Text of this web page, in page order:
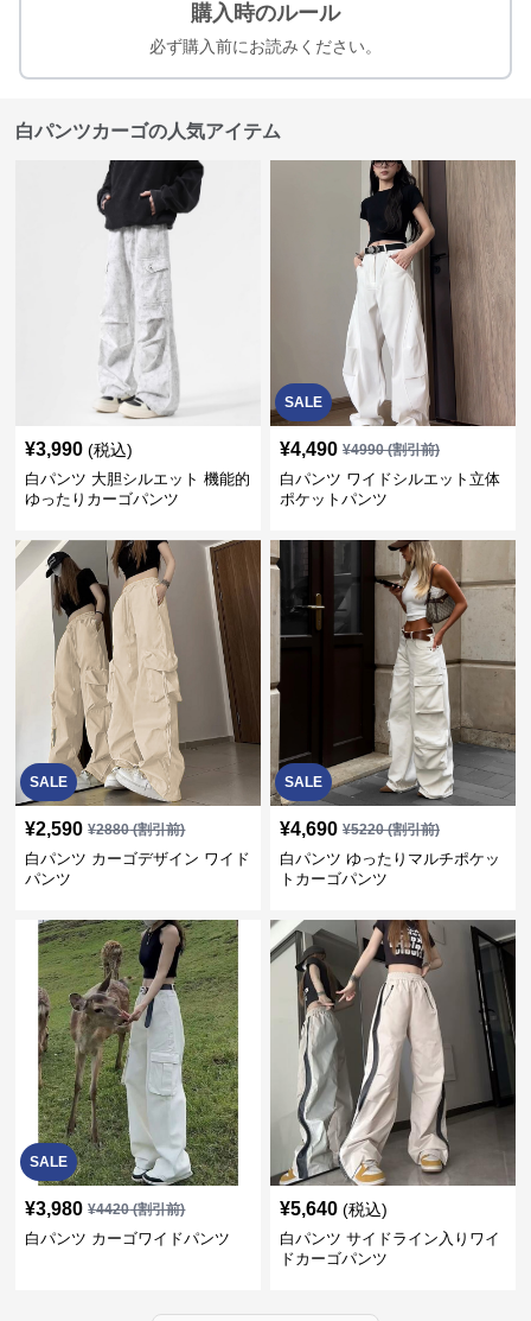
購入時のルール
必ず購入前にお読みください。
白パンツカーゴの人気アイテム
¥3,990 (税込)
白パンツ 大胆シルエット 機能的
ゆったりカーゴパンツ
SALE
¥4,490 ¥4990(割引前)
白パンツ ワイドシルエット立体
ポケットパンツ
SALE
¥2,590 ¥2880(割引前)
白パンツ カーゴデザイン ワイド
パンツ
SALE
¥4,690 ¥5220(割引前)
白パンツ ゆったりマルチポケッ
トカーゴパンツ
SALE
¥3,980 ¥4420(割引前)
白パンツ カーゴワイドパンツ
¥5,640 (税込)
白パンツ サイドライン入りワイ
ドカーゴパンツ